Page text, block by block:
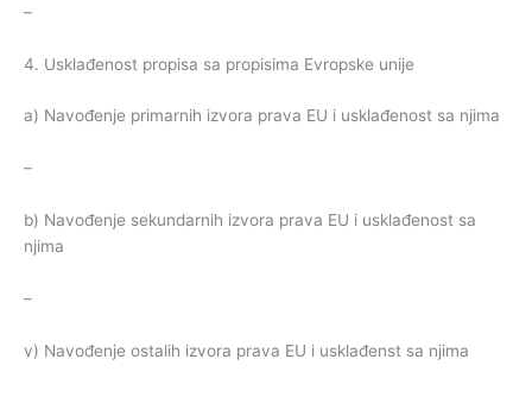
–
4. Usklađenost propisa sa propisima Evropske unije
a) Navođenje primarnih izvora prava EU i usklađenost sa njima
–
b) Navođenje sekundarnih izvora prava EU i usklađenost sa
njima
–
v) Navođenje ostalih izvora prava EU i usklađenst sa njima